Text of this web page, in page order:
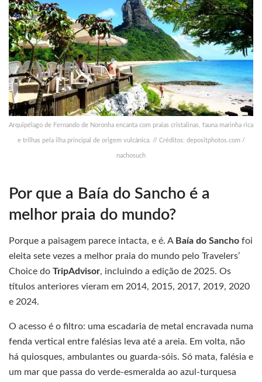
Arquipélago de Fernando de Noronha encanta com praias cristalinas, fauna marinha rica
e trilhas pela ilha principal de origem vulcânica. // Créditos: depositphotos.com /
nachosuch
Por que a Baía do Sancho é a
melhor praia do mundo?
Porque a paisagem parece intacta, e é. A Baía do Sancho foi
eleita sete vezes a melhor praia do mundo pelo Travelers’
Choice do TripAdvisor, incluindo a edição de 2025. Os
títulos anteriores vieram em 2014, 2015, 2017, 2019, 2020
e 2024.
O acesso é o filtro: uma escadaria de metal encravada numa
fenda vertical entre falésias leva até a areia. Em volta, não
há quiosques, ambulantes ou guarda-sóis. Só mata, falésia e
um mar que passa do verde-esmeralda ao azul-turquesa